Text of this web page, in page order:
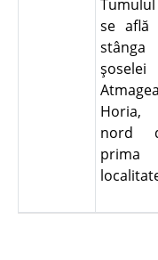
Tumulul
se află
stânga
şoselei
Horia,
nord
prima